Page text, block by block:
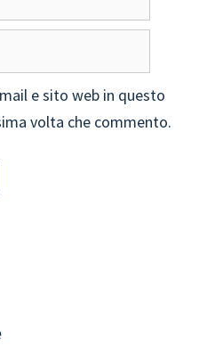
e sito web in questo
volta che commento.